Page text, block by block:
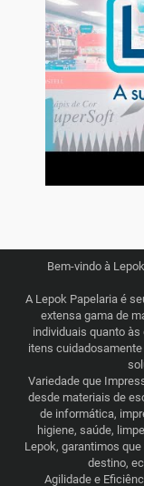
Bem-vindo à
A Lepok Papelaria é
extensa gama de
individuais quanto
itens
Variedade que
desde materiais de
de informática,
higiene, saúde,
Lepok, garantimos
destino,
Agilidade e